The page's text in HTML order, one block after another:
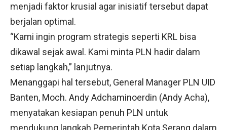
menjadi faktor krusial agar inisiatif tersebut dapat
berjalan optimal.
“Kami ingin program strategis seperti KRL bisa
dikawal sejak awal. Kami minta PLN hadir dalam
setiap langkah,” lanjutnya.
Menanggapi hal tersebut, General Manager PLN UID
Banten, Moch. Andy Adchaminoerdin (Andy Acha),
menyatakan kesiapan penuh PLN untuk
mendukung langkah Pemerintah Kota Serang dalam